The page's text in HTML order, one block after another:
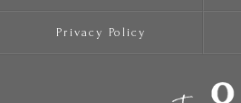
Privacy Policy